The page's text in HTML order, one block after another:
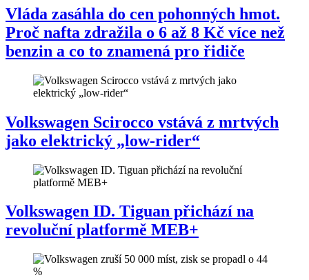
Vláda zasáhla do cen pohonných hmot.
Proč nafta zdražila o 6 až 8 Kč více než
benzin a co to znamená pro řidiče
Volkswagen Scirocco vstává z mrtvých
jako elektrický „low-rider“
Volkswagen ID. Tiguan přichází na
revoluční platformě MEB+